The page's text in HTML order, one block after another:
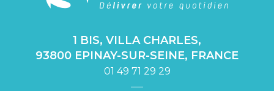
1 BIS, VILLA CHARLES,
93800 EPINAY-SUR-SEINE, FRANCE
01 49 71 29 29